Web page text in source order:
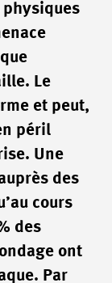
physiques
Le
et peut,
péril
Une
des
cours
des
ont
Par